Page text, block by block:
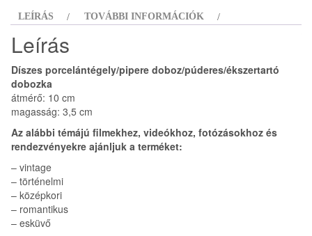
LEÍRÁS TOVÁBBI INFORMÁCIÓK
Leírás
Díszes porcelántégely/pipere doboz/púderes/ékszertartó
dobozka
átmérő: 10 cm
magasság: 3,5 cm
Az alábbi témájú filmekhez, videókhoz, fotózásokhoz és
rendezvényekre ajánljuk a terméket:
– vintage
– történelmi
– középkori
– romantikus
– esküvő